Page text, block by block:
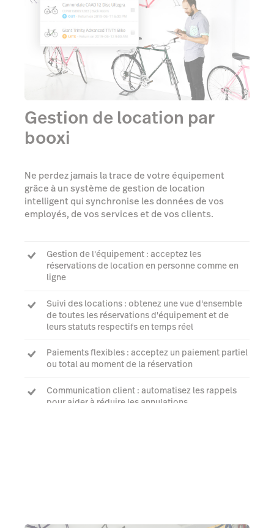
Gestion de location par
booxi
Ne perdez jamais la trace de votre équipement
grâce à un système de gestion de location
intelligent qui synchronise les données de vos
employés, de vos services et de vos clients.
Gestion de l'équipement : acceptez les
réservations de location en personne comme en
ligne
Suivi des locations : obtenez une vue d'ensemble
de toutes les réservations d'équipement et de
leurs statuts respectifs en temps réel
Paiements flexibles : acceptez un paiement partiel
ou total au moment de la réservation
Communication client : automatisez les rappels
pour aider à réduire les annulations